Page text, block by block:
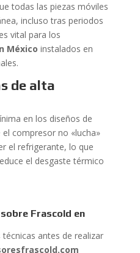
todas las piezas móviles
incluso tras periodos
vital para los
México instalados en
de alta
en los diseños de
compresor no «lucha»
el refrigerante, lo que
el desgaste térmico
Frascold en
antes de realizar